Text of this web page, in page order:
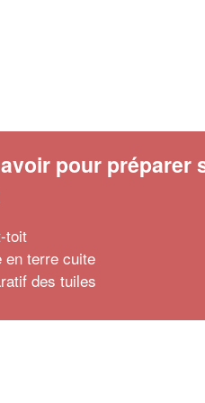
pour préparer
toit
en terre cuite
des tuiles